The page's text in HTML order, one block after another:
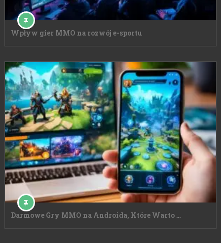
Wpływ gier MMO na rozwój e-sportu
Darmowe Gry MMO na Androida, Które Warto …